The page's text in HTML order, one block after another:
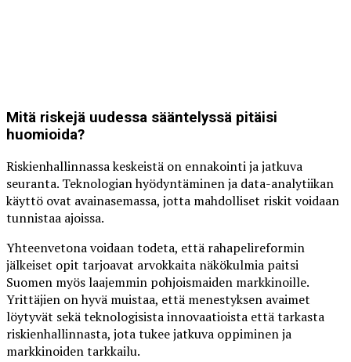
Mitä riskejä uudessa sääntelyssä pitäisi
huomioida?
Riskienhallinnassa keskeistä on ennakointi ja jatkuva
seuranta. Teknologian hyödyntäminen ja data-analytiikan
käyttö ovat avainasemassa, jotta mahdolliset riskit voidaan
tunnistaa ajoissa.
Yhteenvetona voidaan todeta, että rahapelireformin
jälkeiset opit tarjoavat arvokkaita näkökulmia paitsi
Suomen myös laajemmin pohjoismaiden markkinoille.
Yrittäjien on hyvä muistaa, että menestyksen avaimet
löytyvät sekä teknologisista innovaatioista että tarkasta
riskienhallinnasta, jota tukee jatkuva oppiminen ja
markkinoiden tarkkailu.